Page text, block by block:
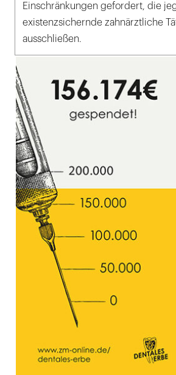
Einschränkungen gefordert, die
existenzsichernde zahnärztliche
ausschließen.